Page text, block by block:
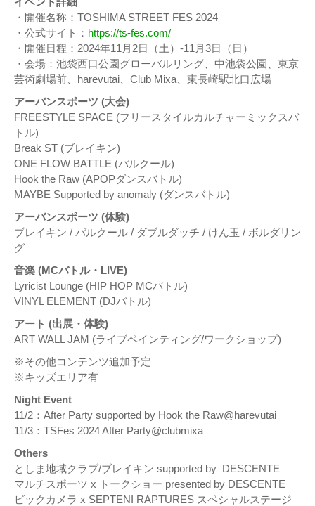
・開催名称：TOSHIMA STREET FES 2024
・公式サイト： https://ts-fes.com/
・開催日程：2024年11月2日（土）-11月3日（日）
・会場：池袋西口公園グローバルリング、中池袋公園、東京
芸術劇場前、harevutai、Club Mixa、東長崎駅北口広場
アーバンスポーツ (大会)
FREESTYLE SPACE (フリースタイルカルチャーミックスバ
トル)
Break ST (ブレイキン)
ONE FLOW BATTLE (パルクール)
Hook the Raw (APOPダンスバトル)
MAYBE Supported by anomaly (ダンスバトル)
アーバンスポーツ (体験)
ブレイキン / パルクール / ダブルダッチ / けん玉 / ボルダリン
グ
音楽 (MCバトル・LIVE)
Lyricist Lounge (HIP HOP MCバトル)
VINYL ELEMENT (DJバトル)
アート (出展・体験)
ART WALL JAM (ライブペインティング/ワークショップ)
※その他コンテンツ追加予定
※キッズエリア有
Night Event
11/2：After Party supported by Hook the Raw@harevutai
11/3：TSFes 2024 After Party@clubmixa
Others
としま地域クラブ/ブレイキン supported by DESCENTE
マルチスポーツ x トークショー presented by DESCENTE
ビックカメラ x SEPTENI RAPTURES スペシャルステージ